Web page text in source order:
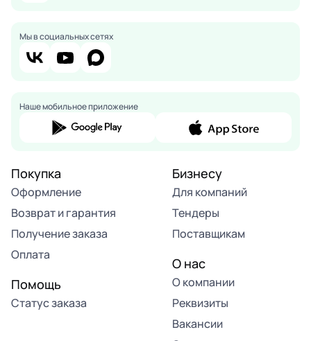
Мы в социальных сетях
Наше мобильное приложение
Покупка
Оформление
Возврат и гарантия
Получение заказа
Оплата
Помощь
Статус заказа
Бизнесу
Для компаний
Тендеры
Поставщикам
О нас
О компании
Реквизиты
Вакансии